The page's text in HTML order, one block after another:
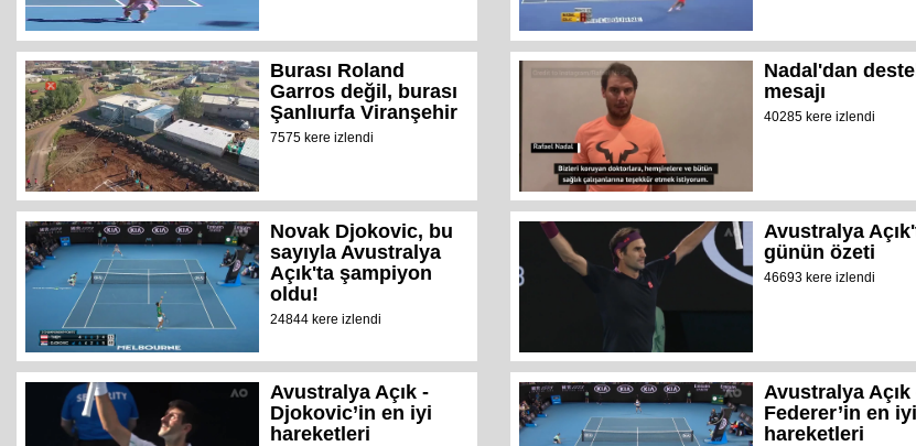
Burası Roland
Garros değil, burası
Şanlıurfa Viranşehir
7575 kere izlendi
Nadal'dan
mesajı
40285 kere izlendi
Novak Djokovic, bu
sayıyla Avustralya
Açık'ta şampiyon
oldu!
24844 kere izlendi
Avustralya
günün özeti
46693 kere izlendi
Avustralya Açık -
Djokovic’in en iyi
hareketleri
Avustralya Açık
Federer’in en iyi
hareketleri